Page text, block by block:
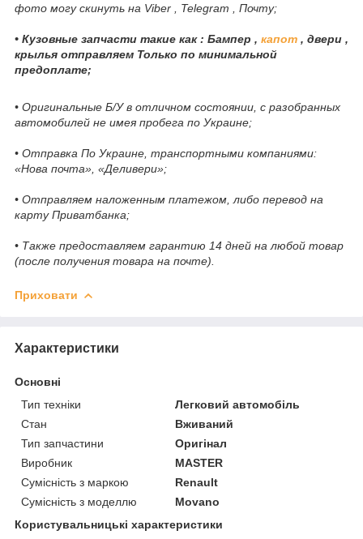
фото могу скинуть на Viber , Telegram , Почту;
• Кузовные запчасти такие как : Бампер , капот , двери ,
крылья отправляем Только по минимальной
предоплате;
• Оригинальные Б/У в отличном состоянии, с разобранных
автомобилей не имея пробега по Украине;
• Отправка По Украине, транспортными компаниями:
«Нова почта», «Деливери»;
• Отправляем наложенным платежом, либо перевод на
карту Приватбанка;
• Также предоставляем гарантию 14 дней на любой товар
(после получения товара на почте).
Приховати
Характеристики
Основні
Тип техніки
Легковий автомобіль
Стан
Вживаний
Тип запчастини
Оригінал
Виробник
MASTER
Сумісність з маркою
Renault
Сумісність з моделлю
Movano
Користувальницькі характеристики